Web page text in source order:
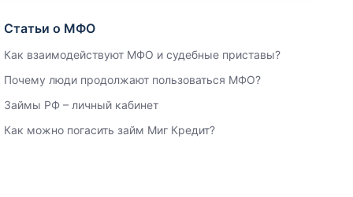
Статьи о МФО
Как взаимодействуют МФО и судебные приставы?
Почему люди продолжают пользоваться МФО?
Займы РФ – личный кабинет
Как можно погасить займ Миг Кредит?